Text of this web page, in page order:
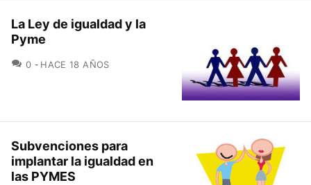
La Ley de igualdad y la
Pyme
0 COMENTARIOS
HACE 18 AÑOS
Subvenciones para
implantar la igualdad en
las PYMES